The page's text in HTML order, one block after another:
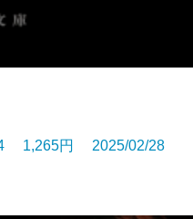
4 1,265円 2025/02/28